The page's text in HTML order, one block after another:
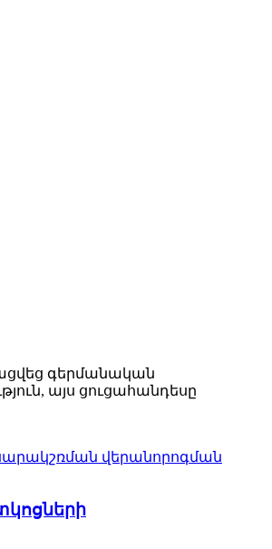
գերմանական
այս ցուցահանդեսը